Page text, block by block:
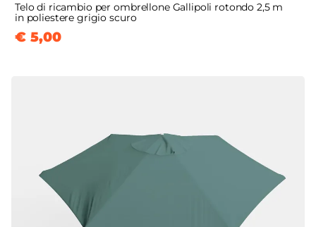
Telo di ricambio per ombrellone Gallipoli rotondo 2,5 m
in poliestere grigio scuro
€ 5,00